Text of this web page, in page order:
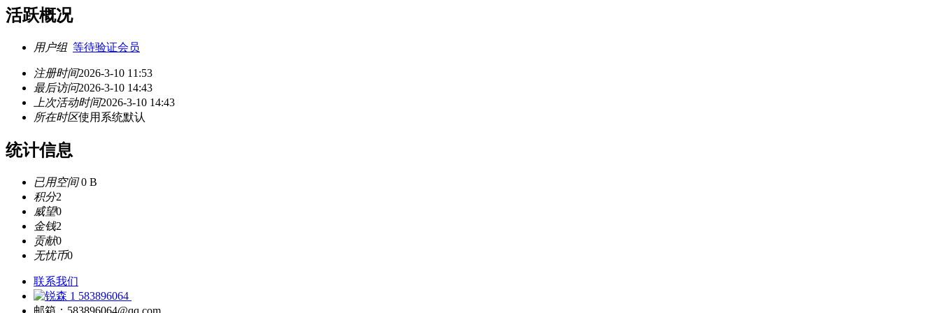
活跃概况
用户组 等待验证会员
注册时间2026-3-10 11:53
最后访问2026-3-10 14:43
上次活动时间2026-3-10 14:43
所在时区使用系统默认
统计信息
已用空间0 B
积分2
威望0
金钱2
贡献0
无忧币0
联系我们
583896064
邮箱：583896064@qq.com